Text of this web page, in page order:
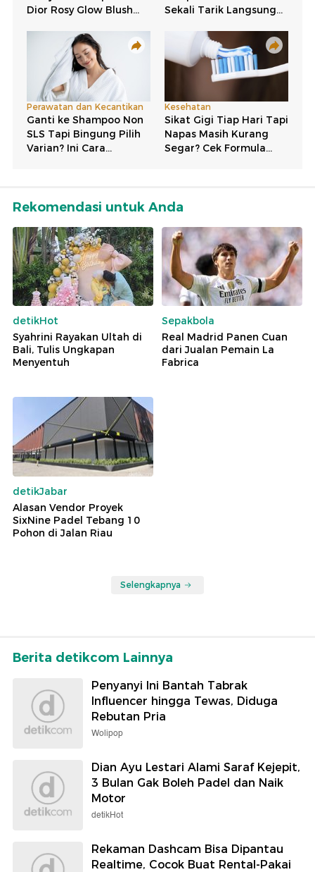
Rekomendasi untuk Anda
detikHot
Syahrini Rayakan Ultah di
Bali, Tulis Ungkapan
Menyentuh
Sepakbola
Real Madrid Panen Cuan
dari Jualan Pemain La
Fabrica
detikJabar
Alasan Vendor Proyek
SixNine Padel Tebang 10
Pohon di Jalan Riau
Selengkapnya
Berita detikcom Lainnya
Penyanyi Ini Bantah Tabrak
Influencer hingga Tewas, Diduga
Rebutan Pria
Wolipop
Dian Ayu Lestari Alami Saraf Kejepit,
3 Bulan Gak Boleh Padel dan Naik
Motor
detikHot
Rekaman Dashcam Bisa Dipantau
Realtime, Cocok Buat Rental-Pakai